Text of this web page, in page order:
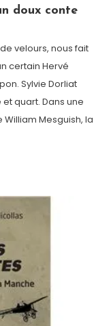
doux conte
velours, nous fait
certain Hervé
Sylvie Dorliat
quart. Dans une
Mesguish, la